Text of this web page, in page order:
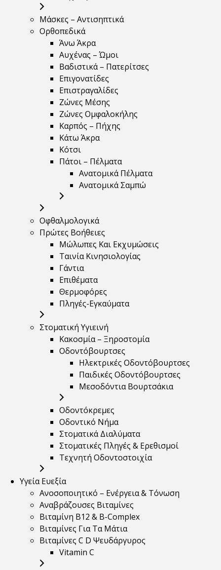
Μάσκες – Αντισηπτικά
Ορθοπεδικά
Άνω Άκρα
Αυχένας – Ώμοι
Βαδιστικά – Πατερίτσες
Επιγονατίδες
Επιστραγαλίδες
Ζώνες Μέσης
Ζώνες Ομφαλοκήλης
Καρπός – Πήχης
Κάτω Άκρα
Κότσι
Πάτοι – Πέλματα
Ανατομικά Πέλματα
Ανατομικά Σαμπώ
Οφθαλμολογικά
Πρώτες Βοήθειες
Μώλωπες Και Εκχυμώσεις
Ταινία Κινησιολογίας
Γάντια
Επιθέματα
Θερμοφόρες
Πληγές-Εγκαύματα
Στοματική Υγιεινή
Κακοσμία – Ξηροστομία
Οδοντόβουρτσες
Ηλεκτρικές Οδοντόβουρτσες
Παιδικές Οδοντόβουρτσες
Μεσοδόντια Βουρτσάκια
Οδοντόκρεμες
Οδοντικό Νήμα
Στοματικά Διαλύματα
Στοματικές Πληγές & Ερεθισμοί
Τεχνητή Οδοντοστοιχία
Υγεία Ευεξία
Ανοσοποιητικό – Ενέργεια & Τόνωση
Αναβράζουσες Βιταμίνες
Βιταμίνη B12 & Β-Complex
Βιταμίνες Για Τα Μάτια
Βιταμίνες C D Ψευδάργυρος
Vitamin C